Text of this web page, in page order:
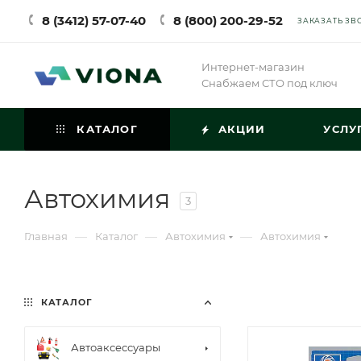
8 (3412) 57-07-40 8 (800) 200-29-52 ЗАКАЗАТЬ
Интернет-магазин
Снабжаем СТО под ключ
КАТАЛОГ АКЦИИ
Автохимия 3
Главная — Каталог — Автохимия — Автохимия
КАТАЛОГ
Автоаксессуары